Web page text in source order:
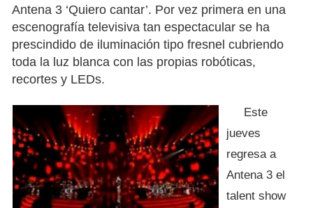
Antena 3 ‘Quiero cantar’. Por vez primera en una
escenografía televisiva tan espectacular se ha
prescindido de iluminación tipo fresnel cubriendo
toda la luz blanca con las propias robóticas,
recortes y LEDs.
Este
jueves
regresa a
Antena 3 el
talent show